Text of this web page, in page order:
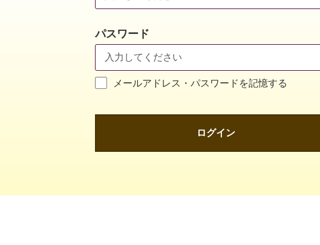
パスワード
メールアドレス・パスワードを記憶する
ログイン